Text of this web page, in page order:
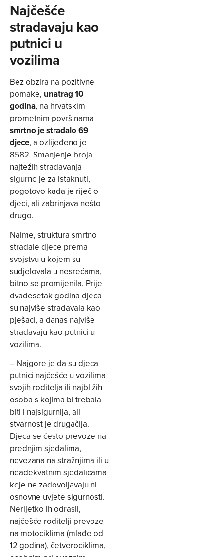
Najčešće
stradavaju kao
putnici u
vozilima
Bez obzira na pozitivne
pomake, unatrag 10
godina, na hrvatskim
prometnim površinama
smrtno je stradalo 69
djece, a ozlijeđeno je
8582. Smanjenje broja
najtežih stradavanja
sigurno je za istaknuti,
pogotovo kada je riječ o
djeci, ali zabrinjava nešto
drugo.
Naime, struktura smrtno
stradale djece prema
svojstvu u kojem su
sudjelovala u nesrećama,
bitno se promijenila. Prije
dvadesetak godina djeca
su najviše stradavala kao
pješaci, a danas najviše
stradavaju kao putnici u
vozilima.
– Najgore je da su djeca
putnici najčešće u vozilima
svojih roditelja ili najbližih
osoba s kojima bi trebala
biti i najsigurnija, ali
stvarnost je drugačija.
Djeca se često prevoze na
prednjim sjedalima,
nevezana na stražnjima ili u
neadekvatnim sjedalicama
koje ne zadovoljavaju ni
osnovne uvjete sigurnosti.
Nerijetko ih odrasli,
najčešće roditelji prevoze
na motociklima (mlađe od
12 godina), četverociklima,